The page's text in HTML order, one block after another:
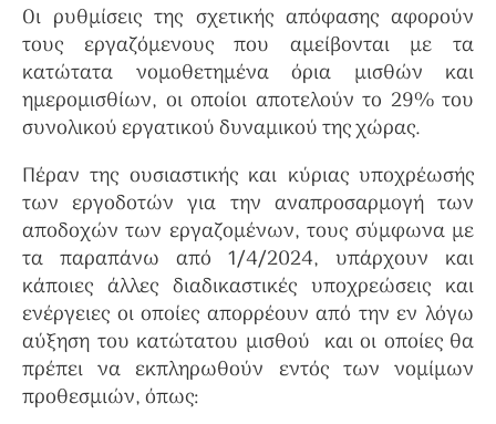
Οι ρυθμίσεις της σχετικής απόφασης αφορούν
τους εργαζόμενους που αμείβονται με τα
κατώτατα νομοθετημένα όρια μισθών και
ημερομισθίων, οι οποίοι αποτελούν το 29% του
συνολικού εργατικού δυναμικού της χώρας.
Πέραν της ουσιαστικής και κύριας υποχρέωσής
των εργοδοτών για την αναπροσαρμογή των
αποδοχών των εργαζομένων, τους σύμφωνα με
τα παραπάνω από 1/4/2024, υπάρχουν και
κάποιες άλλες διαδικαστικές υποχρεώσεις και
ενέργειες οι οποίες απορρέουν από την εν λόγω
αύξηση του κατώτατου μισθού και οι οποίες θα
πρέπει να εκπληρωθούν εντός των νομίμων
προθεσμιών, όπως: